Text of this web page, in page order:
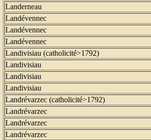
Landerneau
Landévennec
Landévennec
Landévennec
Landivisiau (catholicité>1792)
Landivisiau
Landivisiau
Landivisiau
Landrévarzec (catholicité>1792)
Landrévarzec
Landrévarzec
Landrévarzec